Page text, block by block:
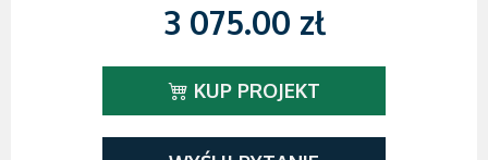
3 075.00 zł
KUP PROJEKT